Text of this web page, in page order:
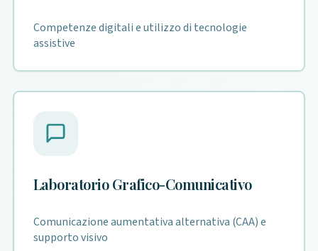
Competenze digitali e utilizzo di tecnologie
assistive
Laboratorio Grafico-Comunicativo
Comunicazione aumentativa alternativa (CAA) e
supporto visivo